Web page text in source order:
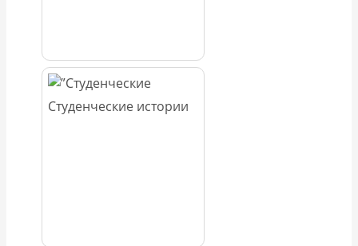
Студенческие истории